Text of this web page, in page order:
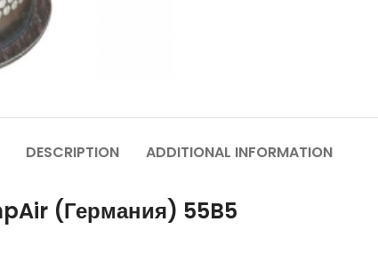
DESCRIPTION ADDITIONAL INFORMATION
(Германия) 55B5